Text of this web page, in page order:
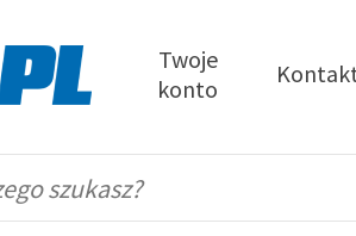
Twoje
konto